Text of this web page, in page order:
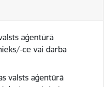
aģentūrā
ce vai darba
valsts aģentūrā